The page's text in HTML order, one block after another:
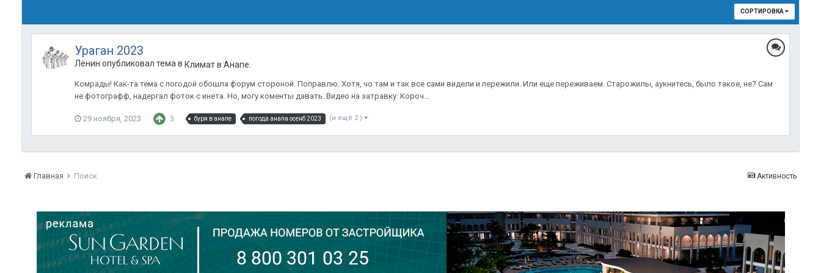
СОРТИРОВКА
Ураган 2023
Лёнин опубликовал тема в Климат в Анапе.
Комрады! Как-та тема с погодой обошла форум стороной. Поправлю. Хотя, чо там и так все сами видели и пережили. Или еще переживаем. Старожилы, аукнитесь, было такое, не? Сам
не фотографф, надергал фоток с инета. Но, могу коменты давать: Видео на затравку: Короч...
29 ноября, 2023 3 буря в анапе погода анапа осенб 2023 (и ещё 2 )
Активность
Главная Поиск